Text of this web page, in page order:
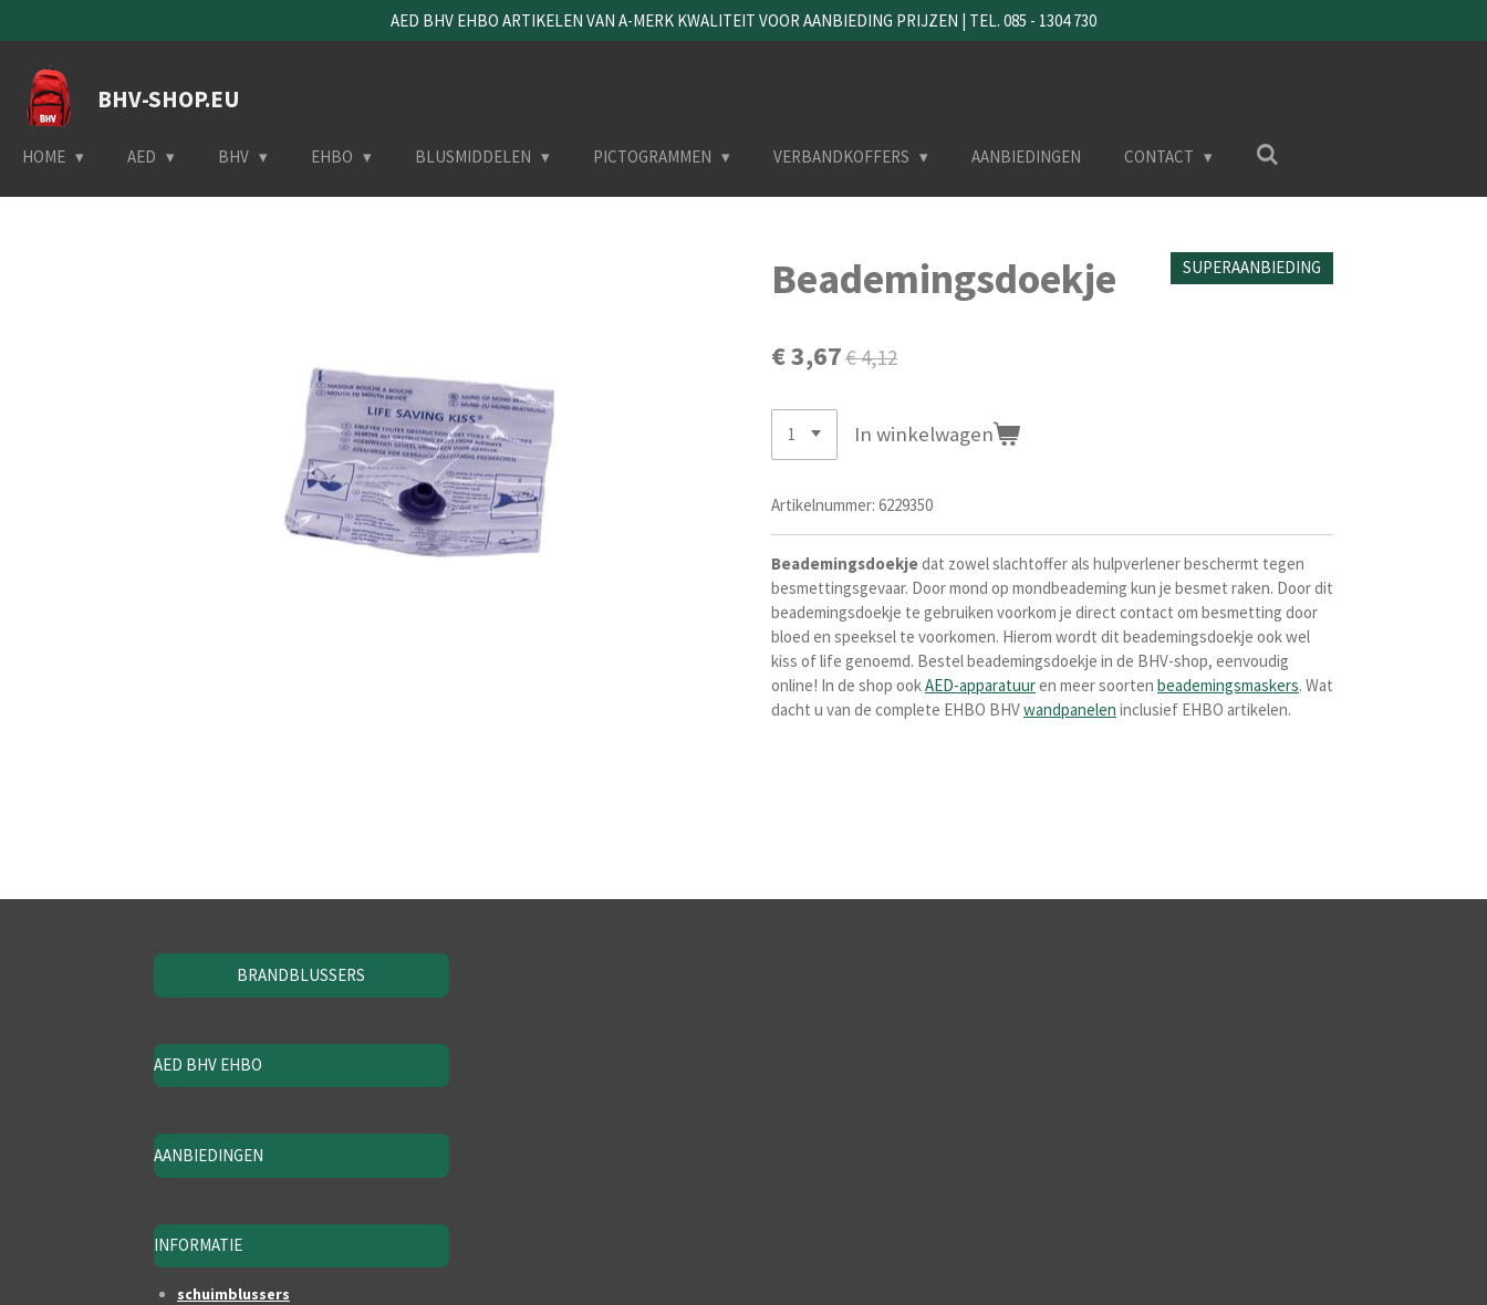
direct
naar
hoofdinhoud
AED BHV EHBO ARTIKELEN VAN A-MERK KWALITEIT VOOR AANBIEDING PRIJZEN | TEL. 085 - 1304 730
BHV-SHOP.EU
HOME AED BHV EHBO BLUSMIDDELEN PICTOGRAMMEN VERBANDKOFFERS AANBIEDINGEN CONTACT
Beademingsdoekje SUPERAANBIEDING
€ 3,67€ 4,12
In winkelwagen
Artikelnummer: 6229350
Beademingsdoekjedat zowel slachtoffer als hulpverlener beschermt tegen
besmettingsgevaar. Door mond op mondbeademing kun je besmet raken. Door dit
beademingsdoekje te gebruiken voorkom je direct contact om besmetting door
bloed en speeksel te voorkomen. Hierom wordt dit beademingsdoekje ook wel
kiss of life genoemd. Bestel beademingsdoekje in de BHV-shop, eenvoudig
online! In de shop ookAED-apparatuuren meer soorten beademingsmaskers. Wat
dacht u van de complete EHBO BHVwandpanelen inclusief EHBO artikelen.
BRANDBLUSSERS
AED BHV EHBO
AANBIEDINGEN
INFORMATIE
schuimblussers